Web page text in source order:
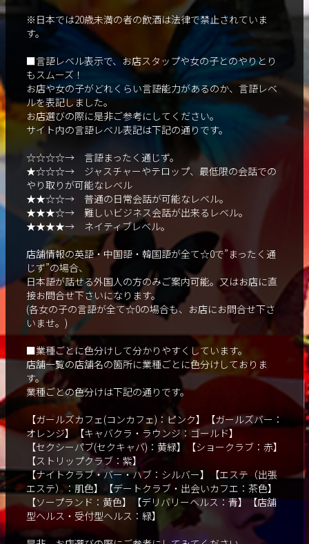
※日本では20歳未満の者の飲酒は法律で禁止されていま
す。
■言語レベル表示で、お店スタップや女の子とのやりとり
もスムーズ！
お店や女の子がどれくらい言語能力があるのか、言語レベ
ルを表記しました。
お店選びの際に是非ご参考にしてください。
サイト内の言語レベル表記は下記の通りです。
☆☆☆☆→ 言語まったく通じず。
★☆☆☆→ ジャスチャーやテロップ、最低限の会話での
やり取りが可能なレベル
★★☆☆→ 普通の日常会話が可能なレベル。
★★★☆→ 難しいビジネス会話が出来るレベル。
★★★★→ ネイティブレベル。
店舗情報の英語・中国語・韓国語が全て☆0で”まったく通
じず”の場合、
日本語が話せる外国人の方のみご案内可能。又はお店に直
接お問合せ下さいになります。
(各女の子の言語が全て☆0の場合も、お店にお問合せ下さ
いませ。)
■業種ごとに色分けして分かりやすくしています。
店舗一覧の店舗名の箇所に業種ごとに色分けしておりま
す。
業種ごとの色分けは下記の通りです。
【ガールズカフェ(コンカフェ)：ピンク】【ガールズバー：
オレンジ】【キャバクラ・ラウンジ：ゴールド】
【セクシーパブ(セクキャバ)：黄緑】【ショークラブ：赤】
【ストリップクラブ：紫】
【ナイトクラブ・バー・ハブ：シルバー】【エステ（出張
エステ）：肌色】【デートクラブ・出会いカフエ：茶色】
【ソープランド：黄色】【デリバリーヘルス：青】【店舗
型ヘルス・受付型ヘルス：緑】